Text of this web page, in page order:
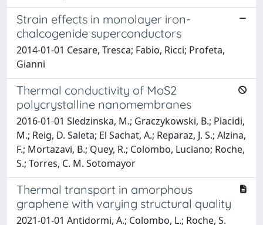
Strain effects in monolayer iron-
chalcogenide superconductors
2014-01-01 Cesare, Tresca; Fabio, Ricci; Profeta,
Gianni
Thermal conductivity of MoS2
polycrystalline nanomembranes
2016-01-01 Sledzinska, M.; Graczykowski, B.; Placidi,
M.; Reig, D. Saleta; El Sachat, A.; Reparaz, J. S.; Alzina,
F.; Mortazavi, B.; Quey, R.; Colombo, Luciano; Roche,
S.; Torres, C. M. Sotomayor
Thermal transport in amorphous
graphene with varying structural quality
2021-01-01 Antidormi, A.; Colombo, L.; Roche, S.